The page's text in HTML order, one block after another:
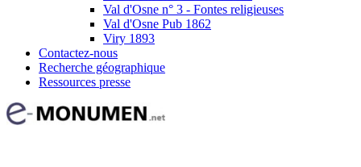
Val d'Osne n° 3 - Fontes religieuses
Val d'Osne Pub 1862
Viry 1893
Contactez-nous
Recherche géographique
Ressources presse